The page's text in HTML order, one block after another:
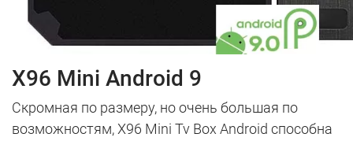
X96 Mini Android 9
Скромная по размеру, но очень большая по
возможностям, X96 Mini Tv Box Android способна